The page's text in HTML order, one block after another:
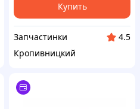
Купить
Запчастинки
4.5
Кропивницкий